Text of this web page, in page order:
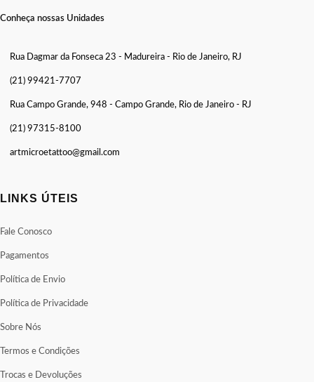
Conheça nossas Unidades
Rua Dagmar da Fonseca 23 - Madureira - Rio de Janeiro, RJ
(21) 99421-7707
Rua Campo Grande, 948 - Campo Grande, Rio de Janeiro - RJ
(21) 97315-8100
artmicroetattoo@gmail.com
LINKS ÚTEIS
Fale Conosco
Pagamentos
Política de Envio
Política de Privacidade
Sobre Nós
Termos e Condições
Trocas e Devoluções